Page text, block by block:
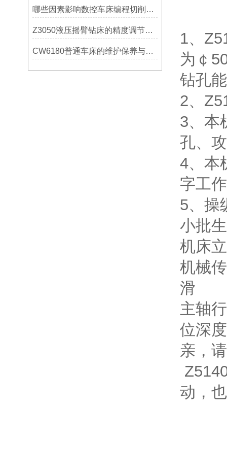
哪些因素影响数控车床编程切削量？
Z3050液压摇臂钻床的精度调节与稳定性提升
CW6180普通车床的维护保养与延长使用寿命技巧说明
1、
为￠
钻孔
2、
3、本
孔、
4、本
字工
5、操
小批
机床
机械
滑
主轴
位深
亲，
动，